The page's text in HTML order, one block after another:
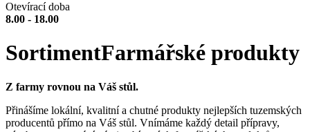
Otevírací doba
8.00 - 18.00
SortimentFarmářské produkty
Z farmy rovnou na Váš stůl.
Přinášíme lokální, kvalitní a chutné produkty nejlepších tuzemských
producentů přímo na Váš stůl. Vnímáme každý detail přípravy,